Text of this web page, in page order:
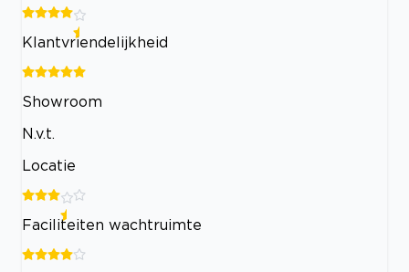
Klantvriendelijkheid
Showroom
N.v.t.
Locatie
Faciliteiten wachtruimte